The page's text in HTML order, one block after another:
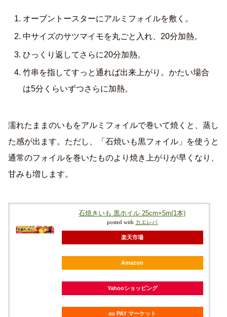
オーブントースターにアルミフォイルを敷く。
中サイズのサツマイモを丸ごと入れ、20分加熱。
ひっくり返してさらに20分加熱。
竹串を指してすっと通れば出来上がり。かたい場合
は5分くらいずつさらに加熱。
濡れたままのいもをアルミフォイルで巻いて焼くと、蒸し
た感が出ます。ただし、「石焼いも黒フォイル」を使うと
通常のフォイルを巻いたものより焼き上がりが早くなり、
甘みも増します。
石焼きいも 黒ホイル 25cm×5m(1本)
posted with カエレバ
楽天市場
Amazon
Yahooショッピング
au PAY マーケット